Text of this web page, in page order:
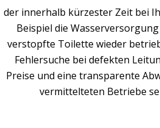
der innerhalb kürzester Zeit bei
Beispiel die
verstopfte Toilette wieder
Fehlersuche bei defekten
Preise und eine transparente
vermittelteten Betriebe